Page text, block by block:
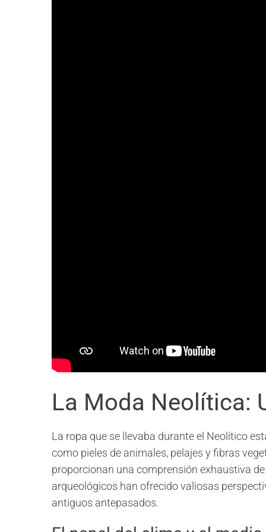
La Moda Neolítica:
La ropa que se llevaba durante el Neolítico
como pieles de animales, pelajes y fibras
proporcionan una comprensión exhaustiva
arqueológicos han ofrecido valiosas
antiguos antepasados.